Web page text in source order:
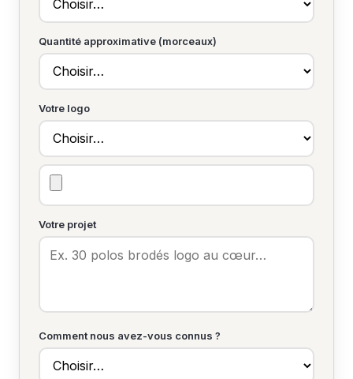
Quantité approximative (morceaux)
Votre logo
Votre projet
Comment nous avez-vous connus ?